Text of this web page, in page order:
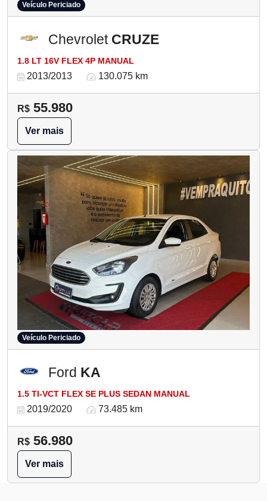
Veículo Periciado
Chevrolet CRUZE
1.8 LT 16V FLEX 4P MANUAL
2013/2013 130.075 km
R$ 55.980
Ver mais
Veículo Periciado
Ford KA
1.5 TI-VCT FLEX SE PLUS SEDAN MANUAL
2019/2020 73.485 km
R$ 56.980
Ver mais